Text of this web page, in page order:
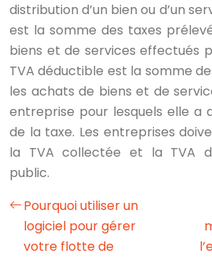
distribution d’un bien ou d’un
est la somme des taxes
biens et de services effectués
TVA déductible est la somme
les achats de biens et de
entreprise pour lesquels elle a
de la taxe. Les entreprises
la TVA collectée et la TVA
public.
Pourquoi utiliser un
logiciel pour gérer
votre flotte de